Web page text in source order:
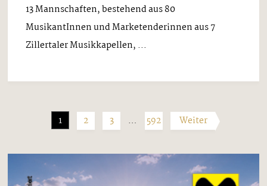
13 Mannschaften, bestehend aus 80
MusikantInnen und Marketenderinnen aus 7
Zillertaler Musikkapellen, ...
1 2 3 … 592 Weiter